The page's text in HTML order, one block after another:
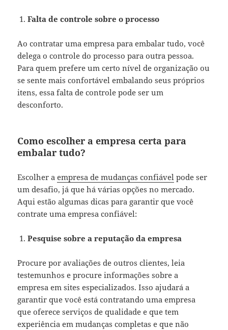
Falta de controle sobre o processo
Ao contratar uma empresa para embalar tudo, você
delega o controle do processo para outra pessoa.
Para quem prefere um certo nível de organização ou
se sente mais confortável embalando seus próprios
itens, essa falta de controle pode ser um
desconforto.
Como escolher a empresa certa para
embalar tudo?
Escolher aempresa de mudanças confiável pode ser
um desafio, já que há várias opções no mercado.
Aqui estão algumas dicas para garantir que você
contrate uma empresa confiável:
Pesquise sobre a reputação da empresa
Procure por avaliações de outros clientes, leia
testemunhos e procure informações sobre a
empresa em sites especializados. Isso ajudará a
garantir que você está contratando uma empresa
que oferece serviços de qualidade e que tem
experiência em mudanças completas e que não